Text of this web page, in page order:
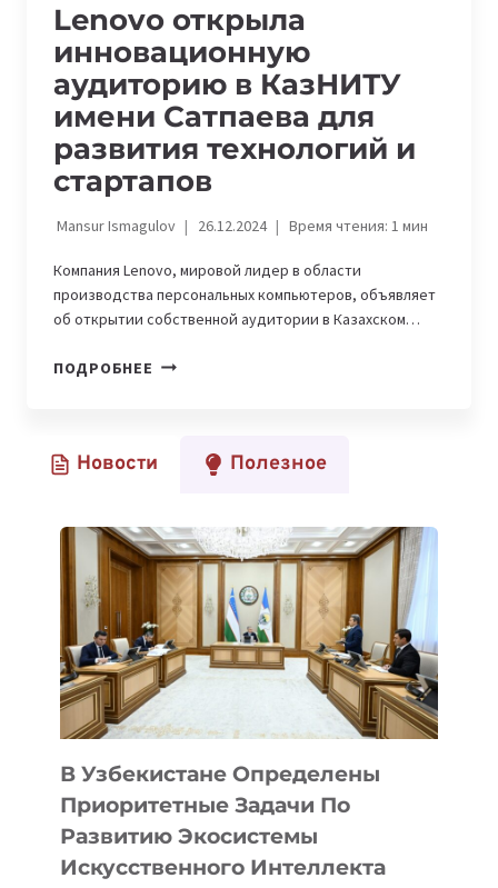
Lenovo открыла
инновационную
аудиторию в КазНИТУ
имени Сатпаева для
развития технологий и
стартапов
Mansur Ismagulov 26.12.2024 Время чтения: 1мин
Компания Lenovo, мировой лидер в области
производства персональных компьютеров, объявляет
об открытии собственной аудитории в Казахском…
ПОДРОБНЕЕ LENOVO
В
САТПАЕВА
ДЛЯ
РАЗВИТИЯ
ТЕХНОЛОГИЙ
И
СТАРТАПОВ
Новости Полезное
В Узбекистане Определены
Приоритетные Задачи По
Развитию Экосистемы
Искусственного Интеллекта